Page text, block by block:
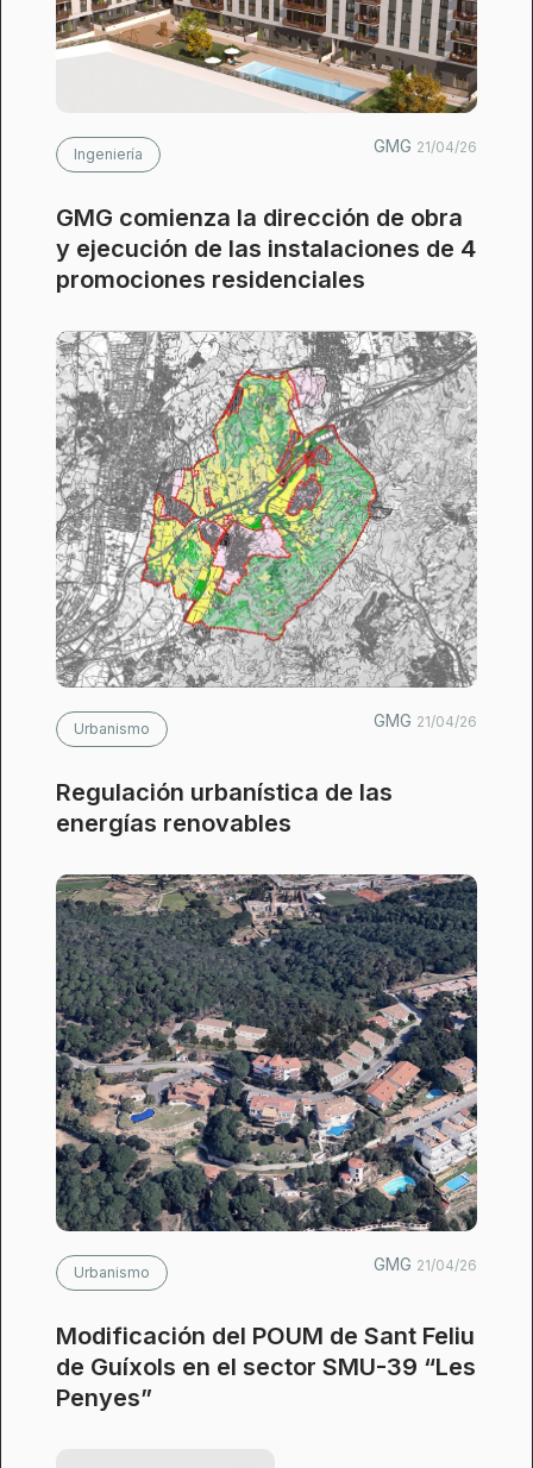
Ingeniería GMG 21/04/26
GMG comienza la dirección de obra
y ejecución de las instalaciones de 4
promociones residenciales
Urbanismo GMG 21/04/26
Regulación urbanística de las
energías renovables
Urbanismo GMG 21/04/26
Modificación del POUM de Sant Feliu
de Guíxols en el sector SMU-39 “Les
Penyes”